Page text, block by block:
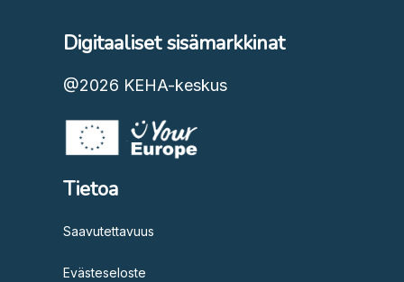
Digitaaliset sisämarkkinat
@2026 KEHA-keskus
Tietoa
Saavutettavuus
Evästeseloste